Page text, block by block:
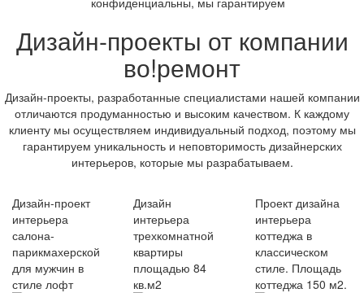
Дизайн-проекты от компании
во!ремонт
Дизайн-проекты, разработанные специалистами нашей компании
отличаются продуманностью и высоким качеством. К каждому
клиенту мы осуществляем индивидуальный подход, поэтому мы
гарантируем уникальность и неповторимость дизайнерских
интерьеров, которые мы разрабатываем.
Дизайн-проект
интерьера
салона-
парикмахерской
для мужчин в
стиле лофт
Дизайн
интерьера
трехкомнатной
квартиры
площадью 84
кв.м2
Проект дизайна
интерьера
коттеджа в
классическом
стиле. Площадь
коттеджа 150 м2.